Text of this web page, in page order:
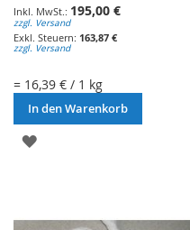
195,00 €
zzgl. Versand
163,87 €
zzgl. Versand
= 16,39 € / 1 kg
In den Warenkorb
ZUR